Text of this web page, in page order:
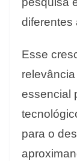
diferentes
Esse
essencial
para o